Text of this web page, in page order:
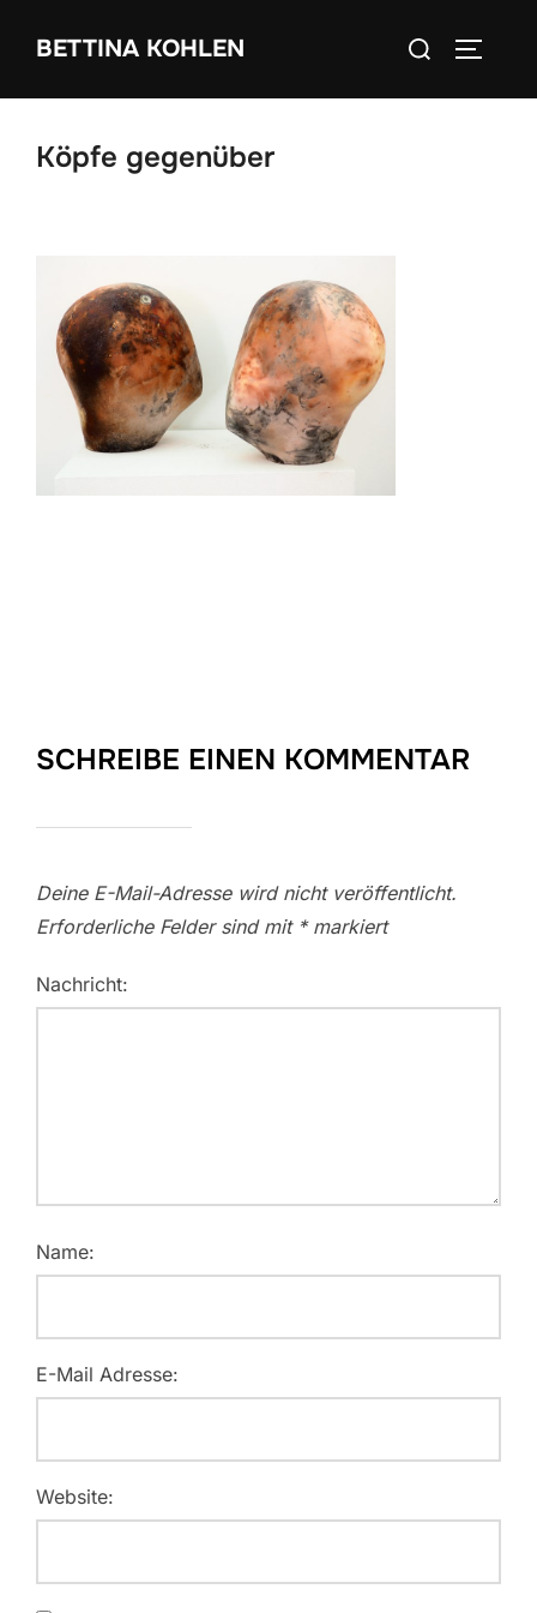
InhaltBETTINA KOHLEN
Suchen
Köpfe gegenüber
SCHREIBE EINEN KOMMENTAR
Deine E-Mail-Adresse wird nicht veröffentlicht.
Erforderliche Felder sind mit *markiert
Nachricht:
Name:
E-Mail Adresse:
Website: